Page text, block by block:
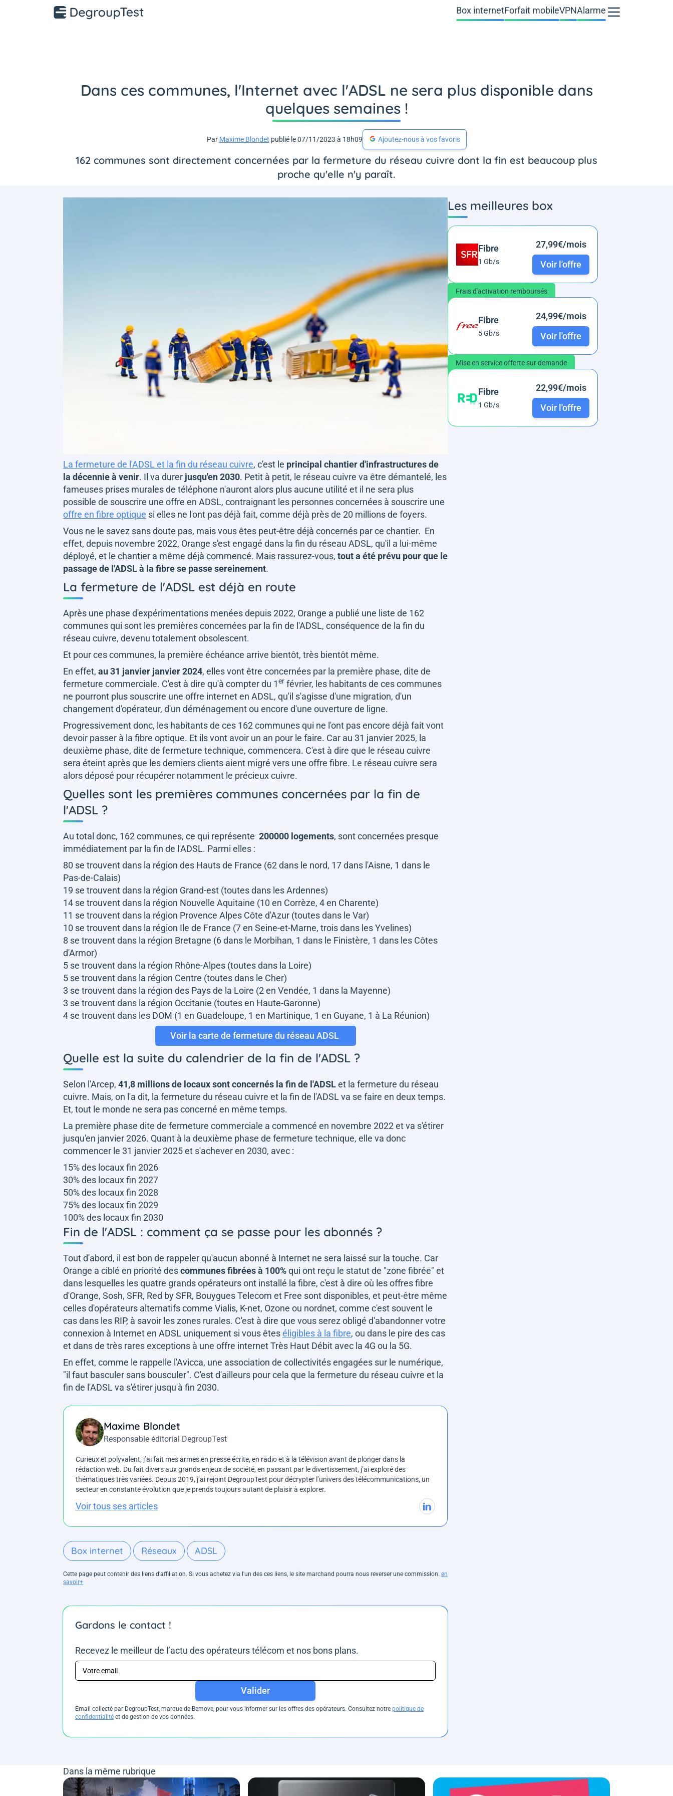
Box internetForfait mobileVPNAlarme
Dans ces communes, l'Internet avec l'ADSL ne sera plus disponible dans
quelques semaines !
Par Maxime Blondet publié le 07/11/2023 à 18h09 Ajoutez-nous à vos favoris
162 communes sont directement concernées par la fermeture du réseau cuivre dont la fin est beaucoup plus
proche qu'elle n'y paraît.
La fermeture de l'ADSL et la fin du réseau cuivre, c'est le principal chantier d'infrastructures de
la décennie à venir. Il va durer jusqu'en 2030. Petit à petit, le réseau cuivre va être démantelé, les
fameuses prises murales de téléphone n'auront alors plus aucune utilité et il ne sera plus
possible de souscrire une offre en ADSL, contraignant les personnes concernées à souscrire une
offre en fibre optique si elles ne l'ont pas déjà fait, comme déjà près de 20 millions de foyers.
Vous ne le savez sans doute pas, mais vous êtes peut-être déjà concernés par ce chantier. En
effet, depuis novembre 2022, Orange s'est engagé dans la fin du réseau ADSL, qu'il a lui-même
déployé, et le chantier a même déjà commencé. Mais rassurez-vous, tout a été prévu pour que le
passage de l'ADSL à la fibre se passe sereinement.
La fermeture de l'ADSL est déjà en route
Après une phase d'expérimentations menées depuis 2022, Orange a publié une liste de 162
communes qui sont les premières concernées par la fin de l'ADSL, conséquence de la fin du
réseau cuivre, devenu totalement obsolescent.
Et pour ces communes, la première échéance arrive bientôt, très bientôt même.
En effet, au 31 janvier janvier 2024, elles vont être concernées par la première phase, dite de
fermeture commerciale. C'est à dire qu'à compter du 1er février, les habitants de ces communes
ne pourront plus souscrire une offre internet en ADSL, qu'il s'agisse d'une migration, d'un
changement d'opérateur, d'un déménagement ou encore d'une ouverture de ligne.
Progressivement donc, les habitants de ces 162 communes qui ne l'ont pas encore déjà fait vont
devoir passer à la fibre optique. Et ils vont avoir un an pour le faire. Car au 31 janvier 2025, la
deuxième phase, dite de fermeture technique, commencera. C'est à dire que le réseau cuivre
sera éteint après que les derniers clients aient migré vers une offre fibre. Le réseau cuivre sera
alors déposé pour récupérer notamment le précieux cuivre.
Quelles sont les premières communes concernées par la fin de
l'ADSL ?
Au total donc, 162 communes, ce qui représente 200000 logements, sont concernées presque
immédiatement par la fin de l'ADSL. Parmi elles :
80 se trouvent dans la région des Hauts de France (62 dans le nord, 17 dans l'Aisne, 1 dans le
Pas-de-Calais)
19 se trouvent dans la région Grand-est (toutes dans les Ardennes)
14 se trouvent dans la région Nouvelle Aquitaine (10 en Corrèze, 4 en Charente)
11 se trouvent dans la région Provence Alpes Côte d'Azur (toutes dans le Var)
10 se trouvent dans la région Ile de France (7 en Seine-et-Marne, trois dans les Yvelines)
8 se trouvent dans la région Bretagne (6 dans le Morbihan, 1 dans le Finistère, 1 dans les Côtes
d'Armor)
5 se trouvent dans la région Rhône-Alpes (toutes dans la Loire)
5 se trouvent dans la région Centre (toutes dans le Cher)
3 se trouvent dans la région des Pays de la Loire (2 en Vendée, 1 dans la Mayenne)
3 se trouvent dans la région Occitanie (toutes en Haute-Garonne)
4 se trouvent dans les DOM (1 en Guadeloupe, 1 en Martinique, 1 en Guyane, 1 à La Réunion)
Voir la carte de fermeture du réseau ADSL
Quelle est la suite du calendrier de la fin de l'ADSL ?
Selon l'Arcep, 41,8 millions de locaux sont concernés la fin de l'ADSLet la fermeture du réseau
cuivre. Mais, on l'a dit, la fermeture du réseau cuivre et la fin de l'ADSL va se faire en deux temps.
Et, tout le monde ne sera pas concerné en même temps.
La première phase dite de fermeture commerciale a commencé en novembre 2022 et va s'étirer
jusqu'en janvier 2026. Quant à la deuxième phase de fermeture technique, elle va donc
commencer le 31 janvier 2025 et s'achever en 2030, avec :
15% des locaux fin 2026
30% des locaux fin 2027
50% des locaux fin 2028
75% des locaux fin 2029
100% des locaux fin 2030
Fin de l'ADSL : comment ça se passe pour les abonnés ?
Tout d'abord, il est bon de rappeler qu'aucun abonné à Internet ne sera laissé sur la touche. Car
Orange a ciblé en priorité descommunes fibrées à 100%qui ont reçu le statut de "zone fibrée" et
dans lesquelles les quatre grands opérateurs ont installé la fibre, c'est à dire où les offres fibre
d'Orange, Sosh, SFR, Red by SFR, Bouygues Telecom et Free sont disponibles, et peut-être même
celles d'opérateurs alternatifs comme Vialis, K-net, Ozone ou nordnet, comme c'est souvent le
cas dans les RIP, à savoir les zones rurales. C'est à dire que vous serez obligé d'abandonner votre
connexion à Internet en ADSL uniquement si vous êteséligibles à la fibre, ou dans le pire des cas
et dans de très rares exceptions à une offre internet Très Haut Débit avec la 4G ou la 5G.
En effet, comme le rappelle l'Avicca, une association de collectivités engagées sur le numérique,
"il faut basculer sans bousculer". C'est d'ailleurs pour cela que la fermeture du réseau cuivre et la
fin de l'ADSL va s'étirer jusqu'à fin 2030.
Maxime Blondet
Responsable éditorial DegroupTest
Curieux et polyvalent, j’ai fait mes armes en presse écrite, en radio et à la télévision avant de plonger dans la
rédaction web. Du fait divers aux grands enjeux de société, en passant par le divertissement, j’ai exploré des
thématiques très variées. Depuis 2019, j’ai rejoint DegroupTest pour décrypter l’univers des télécommunications, un
secteur en constante évolution que je prends toujours autant de plaisir à explorer.
Voir tous ses articles
Box internet Réseaux ADSL
Cette page peut contenir des liens d’affiliation. Si vous achetez via l'un des ces liens, le site marchand pourra nous reverser une commission. en
savoir+
Gardons le contact !
Recevez le meilleur de l’actu des opérateurs télécom et nos bons plans.
Valider
Email collecté par DegroupTest, marque de Bemove, pour vous informer sur les offres des opérateurs. Consultez notre politique de
confidentialité et de gestion de vos données.
Les meilleures box
Fibre
1 Gb/s
27,99€/mois
Voir l'offre
Frais d'activation remboursés
Fibre
5 Gb/s
24,99€/mois
Voir l'offre
Mise en service offerte sur demande
Fibre
1 Gb/s
22,99€/mois
Voir l'offre
Dans la même rubrique